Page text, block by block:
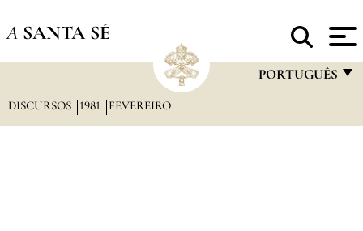
A SANTA SÉ
PORTUGUÊS
DISCURSOS 1981 FEVEREIRO